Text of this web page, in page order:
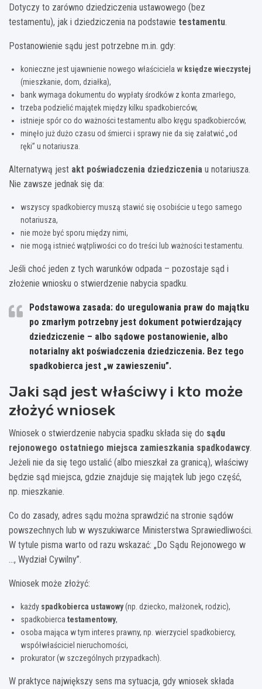
Dotyczy to zarówno dziedziczenia ustawowego (bez
testamentu), jak i dziedziczenia na podstawie testamentu.
Postanowienie sądu jest potrzebne m.in. gdy:
konieczne jest ujawnienie nowego właściciela w księdze wieczystej
(mieszkanie, dom, działka),
bank wymaga dokumentu do wypłaty środków z konta zmarłego,
trzeba podzielić majątek między kilku spadkobierców,
istnieje spór co do ważności testamentu albo kręgu spadkobierców,
minęło już dużo czasu od śmierci i sprawy nie da się załatwić „od
ręki” u notariusza.
Alternatywą jest akt poświadczenia dziedziczenia u notariusza.
Nie zawsze jednak się da:
wszyscy spadkobiercy muszą stawić się osobiście u tego samego
notariusza,
nie może być sporu między nimi,
nie mogą istnieć wątpliwości co do treści lub ważności testamentu.
Jeśli choć jeden z tych warunków odpada – pozostaje sąd i
złożenie wniosku o stwierdzenie nabycia spadku.
Podstawowa zasada: do uregulowania praw do majątku
po zmarłym potrzebny jest dokument potwierdzający
dziedziczenie – albo sądowe postanowienie, albo
notarialny akt poświadczenia dziedziczenia. Bez tego
spadkobierca jest „w zawieszeniu”.
Jaki sąd jest właściwy i kto może
złożyć wniosek
Wniosek o stwierdzenie nabycia spadku składa się do sądu
rejonowego ostatniego miejsca zamieszkania spadkodawcy.
Jeżeli nie da się tego ustalić (albo mieszkał za granicą), właściwy
będzie sąd miejsca, gdzie znajduje się majątek lub jego część,
np. mieszkanie.
Co do zasady, adres sądu można sprawdzić na stronie sądów
powszechnych lub w wyszukiwarce Ministerstwa Sprawiedliwości.
W tytule pisma warto od razu wskazać: „Do Sądu Rejonowego w
…, Wydział Cywilny”.
Wniosek może złożyć:
każdy spadkobierca ustawowy(np. dziecko, małżonek, rodzic),
spadkobierca testamentowy,
osoba mająca w tym interes prawny, np. wierzyciel spadkobiercy,
współwłaściciel nieruchomości,
prokurator (w szczególnych przypadkach).
W praktyce największy sens ma sytuacja, gdy wniosek składa